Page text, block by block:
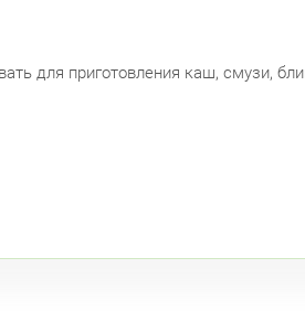
для приготовления каш, смузи,